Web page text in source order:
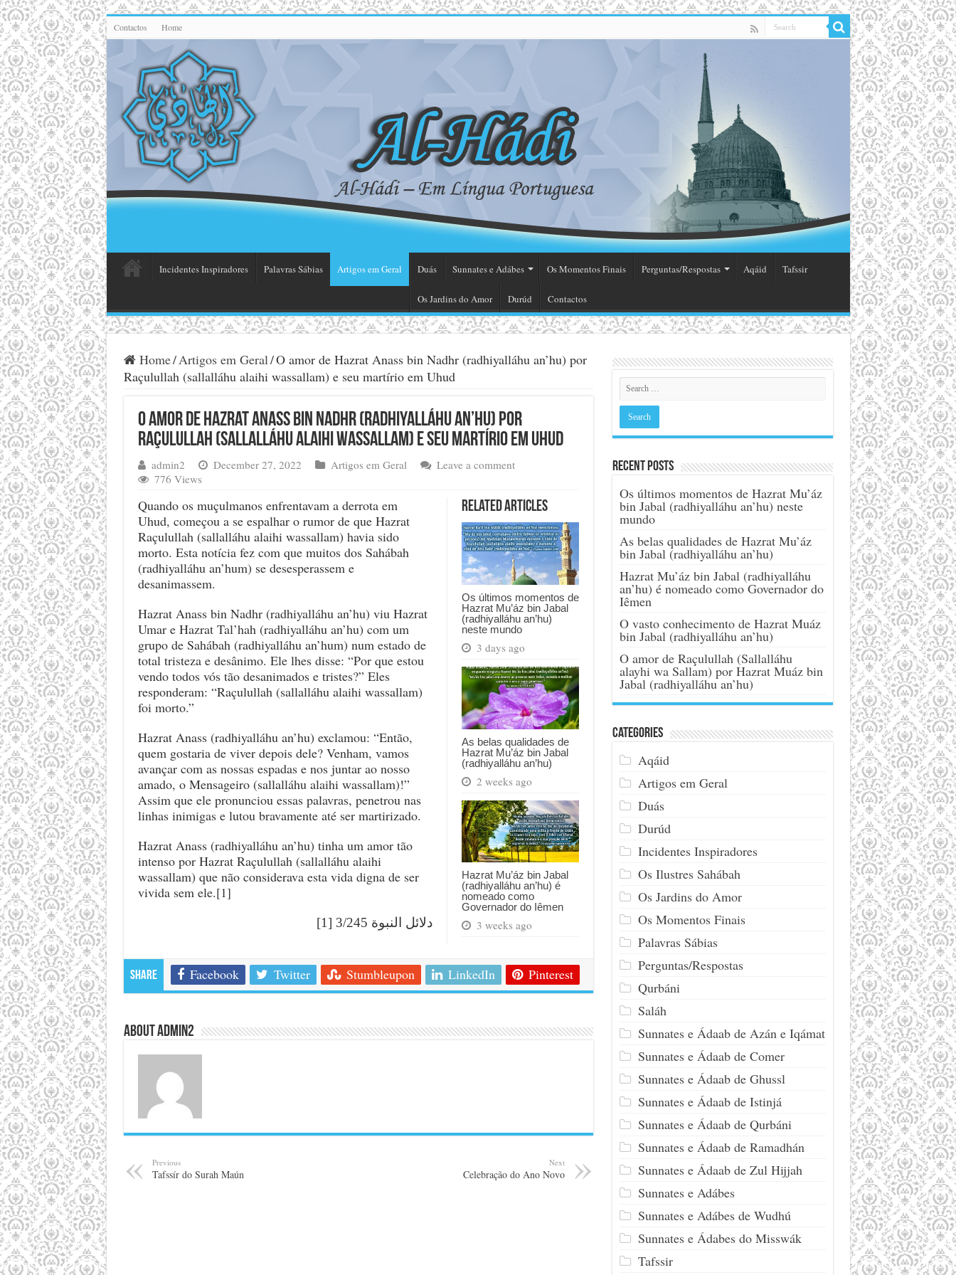
Contactos Home
Incidentes Inspiradores Palavras Sábias Artigos em Geral Duás Sunnates e Adábes Os Momentos Finais Perguntas/Respostas Aqáid Tafssir
Os Jardins do Amor Durúd Contactos
Home/Artigos em Geral/O amor de Hazrat Anass bin Nadhr (radhiyalláhu an’hu) por
Raçulullah (sallalláhu alaihi wassallam) e seu martírio em Uhud
O amor de Hazrat Anass bin Nadhr (radhiyalláhu an’hu) por
Raçulullah (sallalláhu alaihi wassallam) e seu martírio em Uhud
admin2 December 27, 2022 Artigos em Geral
Leave a comment
776 Views
Related Articles
Os últimos momentos de
Hazrat Mu’áz bin Jabal
(radhiyalláhu an’hu)
neste mundo
3 days ago
As belas qualidades de
Hazrat Mu’áz bin Jabal
(radhiyalláhu an’hu)
2 weeks ago
Hazrat Mu’áz bin Jabal
(radhiyalláhu an’hu) é
nomeado como
Governador do Iêmen
3 weeks ago
Quando os muçulmanos enfrentavam a derrota em
Uhud, começou a se espalhar o rumor de que Hazrat
Raçulullah (sallalláhu alaihi wassallam) havia sido
morto. Esta notícia fez com que muitos dos Sahábah
(radhiyalláhu an’hum) se desesperassem e
desanimassem.
Hazrat Anass bin Nadhr (radhiyalláhu an’hu) viu Hazrat
Umar e Hazrat Tal’hah (radhiyalláhu an’hu) com um
grupo de Sahábah (radhiyalláhu an’hum) num estado de
total tristeza e desânimo. Ele lhes disse: “Por que estou
vendo todos vós tão desanimados e tristes?” Eles
responderam: “Raçulullah (sallalláhu alaihi wassallam)
foi morto.”
Hazrat Anass (radhiyalláhu an’hu) exclamou: “Então,
quem gostaria de viver depois dele? Venham, vamos
avançar com as nossas espadas e nos juntar ao nosso
amado, o Mensageiro (sallalláhu alaihi wassallam)!”
Assim que ele pronunciou essas palavras, penetrou nas
linhas inimigas e lutou bravamente até ser martirizado.
Hazrat Anass (radhiyalláhu an’hu) tinha um amor tão
intenso por Hazrat Raçulullah (sallalláhu alaihi
wassallam) que não considerava esta vida digna de ser
vivida sem ele.[1]
[1] دلائل النبوة 3/245
Share Facebook Twitter Stumbleupon LinkedIn Pinterest
About admin2
Previous
Tafssír do Surah Maún
Next
Celebração do Ano Novo
Recent Posts
Os últimos momentos de Hazrat Mu’áz
bin Jabal (radhiyalláhu an’hu) neste
mundo
As belas qualidades de Hazrat Mu’áz
bin Jabal (radhiyalláhu an’hu)
Hazrat Mu’áz bin Jabal (radhiyalláhu
an’hu) é nomeado como Governador do
Iêmen
O vasto conhecimento de Hazrat Muáz
bin Jabal (radhiyalláhu an’hu)
O amor de Raçulullah (Sallalláhu
alayhi wa Sallam) por Hazrat Muáz bin
Jabal (radhiyalláhu an’hu)
Categories
Aqáid
Artigos em Geral
Duás
Durúd
Incidentes Inspiradores
Os Ilustres Sahábah
Os Jardins do Amor
Os Momentos Finais
Palavras Sábias
Perguntas/Respostas
Qurbáni
Saláh
Sunnates e Ádaab de Azán e Iqámat
Sunnates e Ádaab de Comer
Sunnates e Ádaab de Ghussl
Sunnates e Ádaab de Istinjá
Sunnates e Ádaab de Qurbáni
Sunnates e Ádaab de Ramadhán
Sunnates e Ádaab de Zul Hijjah
Sunnates e Adábes
Sunnates e Adábes de Wudhú
Sunnates e Ádabes do Misswák
Tafssir